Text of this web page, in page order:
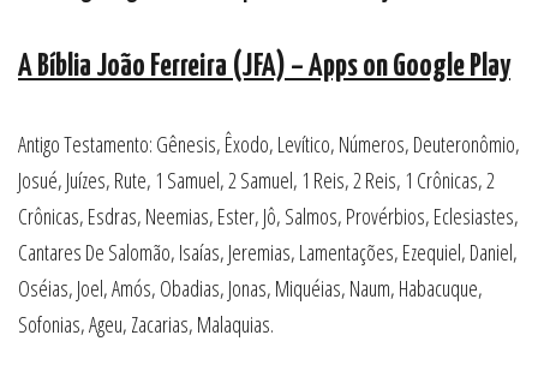
A Bíblia João Ferreira (JFA) – Apps on Google Play
Antigo Testamento: Gênesis, Êxodo, Levítico, Números, Deuteronômio,
Josué, Juízes, Rute, 1 Samuel, 2 Samuel, 1 Reis, 2 Reis, 1 Crônicas, 2
Crônicas, Esdras, Neemias, Ester, Jô, Salmos, Provérbios, Eclesiastes,
Cantares De Salomão, Isaías, Jeremias, Lamentações, Ezequiel, Daniel,
Oséias, Joel, Amós, Obadias, Jonas, Miquéias, Naum, Habacuque,
Sofonias, Ageu, Zacarias, Malaquias.